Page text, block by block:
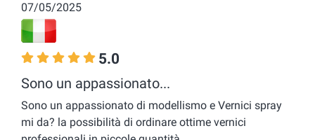
07/05/2025
5.0
Sono un appassionato...
Sono un appassionato di modellismo e Vernici spray
mi da? la possibilità di ordinare ottime vernici